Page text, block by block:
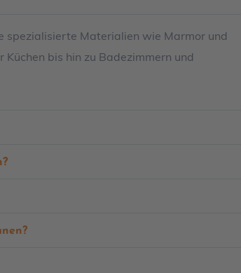
spezialisierte Materialien wie Marmor und
bis hin zu Badezimmern und